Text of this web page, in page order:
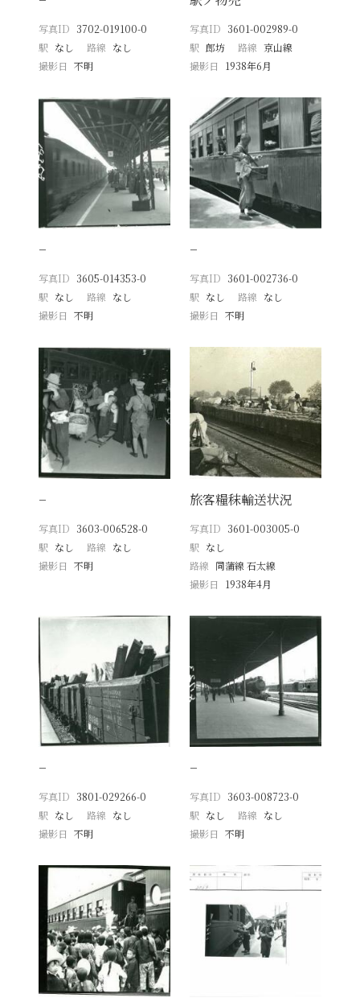
写真ID 3702-019100-0
駅 なし 路線 なし
撮影日
不明
写真ID 3601-002989-0
駅 郎坊 路線 京山線
撮影日
1938年6月
−
写真ID 3605-014353-0
駅 なし 路線 なし
撮影日
不明
−
写真ID 3601-002736-0
駅 なし 路線 なし
撮影日 不明
−
写真ID 3603-006528-0
駅 なし 路線 なし
撮影日
不明
旅客糧秣輸送状況
写真ID 3601-003005-0
駅 なし
路線 同蒲線 石太線
撮影日
1938年4月
−
写真ID 3801-029266-0
駅 なし 路線 なし
撮影日
不明
−
写真ID 3603-008723-0
駅 なし 路線 なし
撮影日 不明